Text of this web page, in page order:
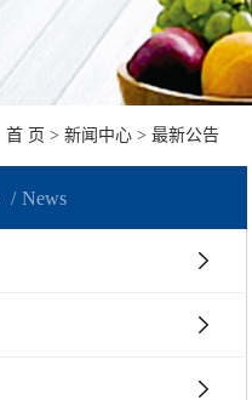
首 页 > 新闻中心 > 最新公告
News